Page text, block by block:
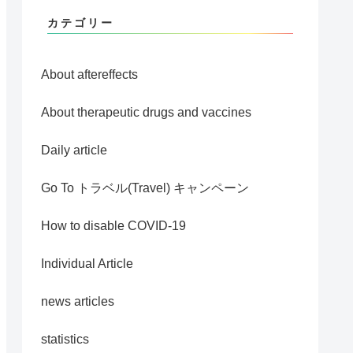
カテゴリー
About aftereffects
About therapeutic drugs and vaccines
Daily article
Go To トラベル(Travel) キャンペーン
How to disable COVID-19
Individual Article
news articles
statistics